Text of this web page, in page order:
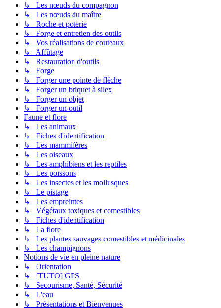
↳ Les nœuds du compagnon
↳ Les nœuds du maître
↳ Roche et poterie
↳ Forge et entretien des outils
↳ Vos réalisations de couteaux
↳ Affûtage
↳ Restauration d'outils
↳ Forge
↳ Forger une pointe de flèche
↳ Forger un briquet à silex
↳ Forger un objet
↳ Forger un outil
Faune et flore
↳ Les animaux
↳ Fiches d'identification
↳ Les mammifères
↳ Les oiseaux
↳ Les amphibiens et les reptiles
↳ Les poissons
↳ Les insectes et les mollusques
↳ Le pistage
↳ Les empreintes
↳ Végétaux toxiques et comestibles
↳ Fiches d'identification
↳ La flore
↳ Les plantes sauvages comestibles et médicinales
↳ Les champignons
Notions de vie en pleine nature
↳ Orientation
↳ [TUTO] GPS
↳ Secourisme, Santé, Sécurité
↳ L'eau
↳ Présentations et Bienvenues